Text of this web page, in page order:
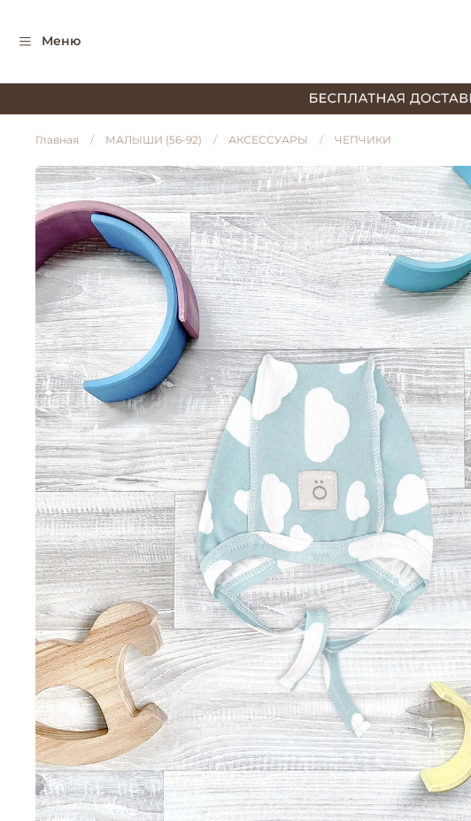
Меню
Главная МАЛЫШИ (56-92) АКСЕССУАРЫ ЧЕПЧИКИ